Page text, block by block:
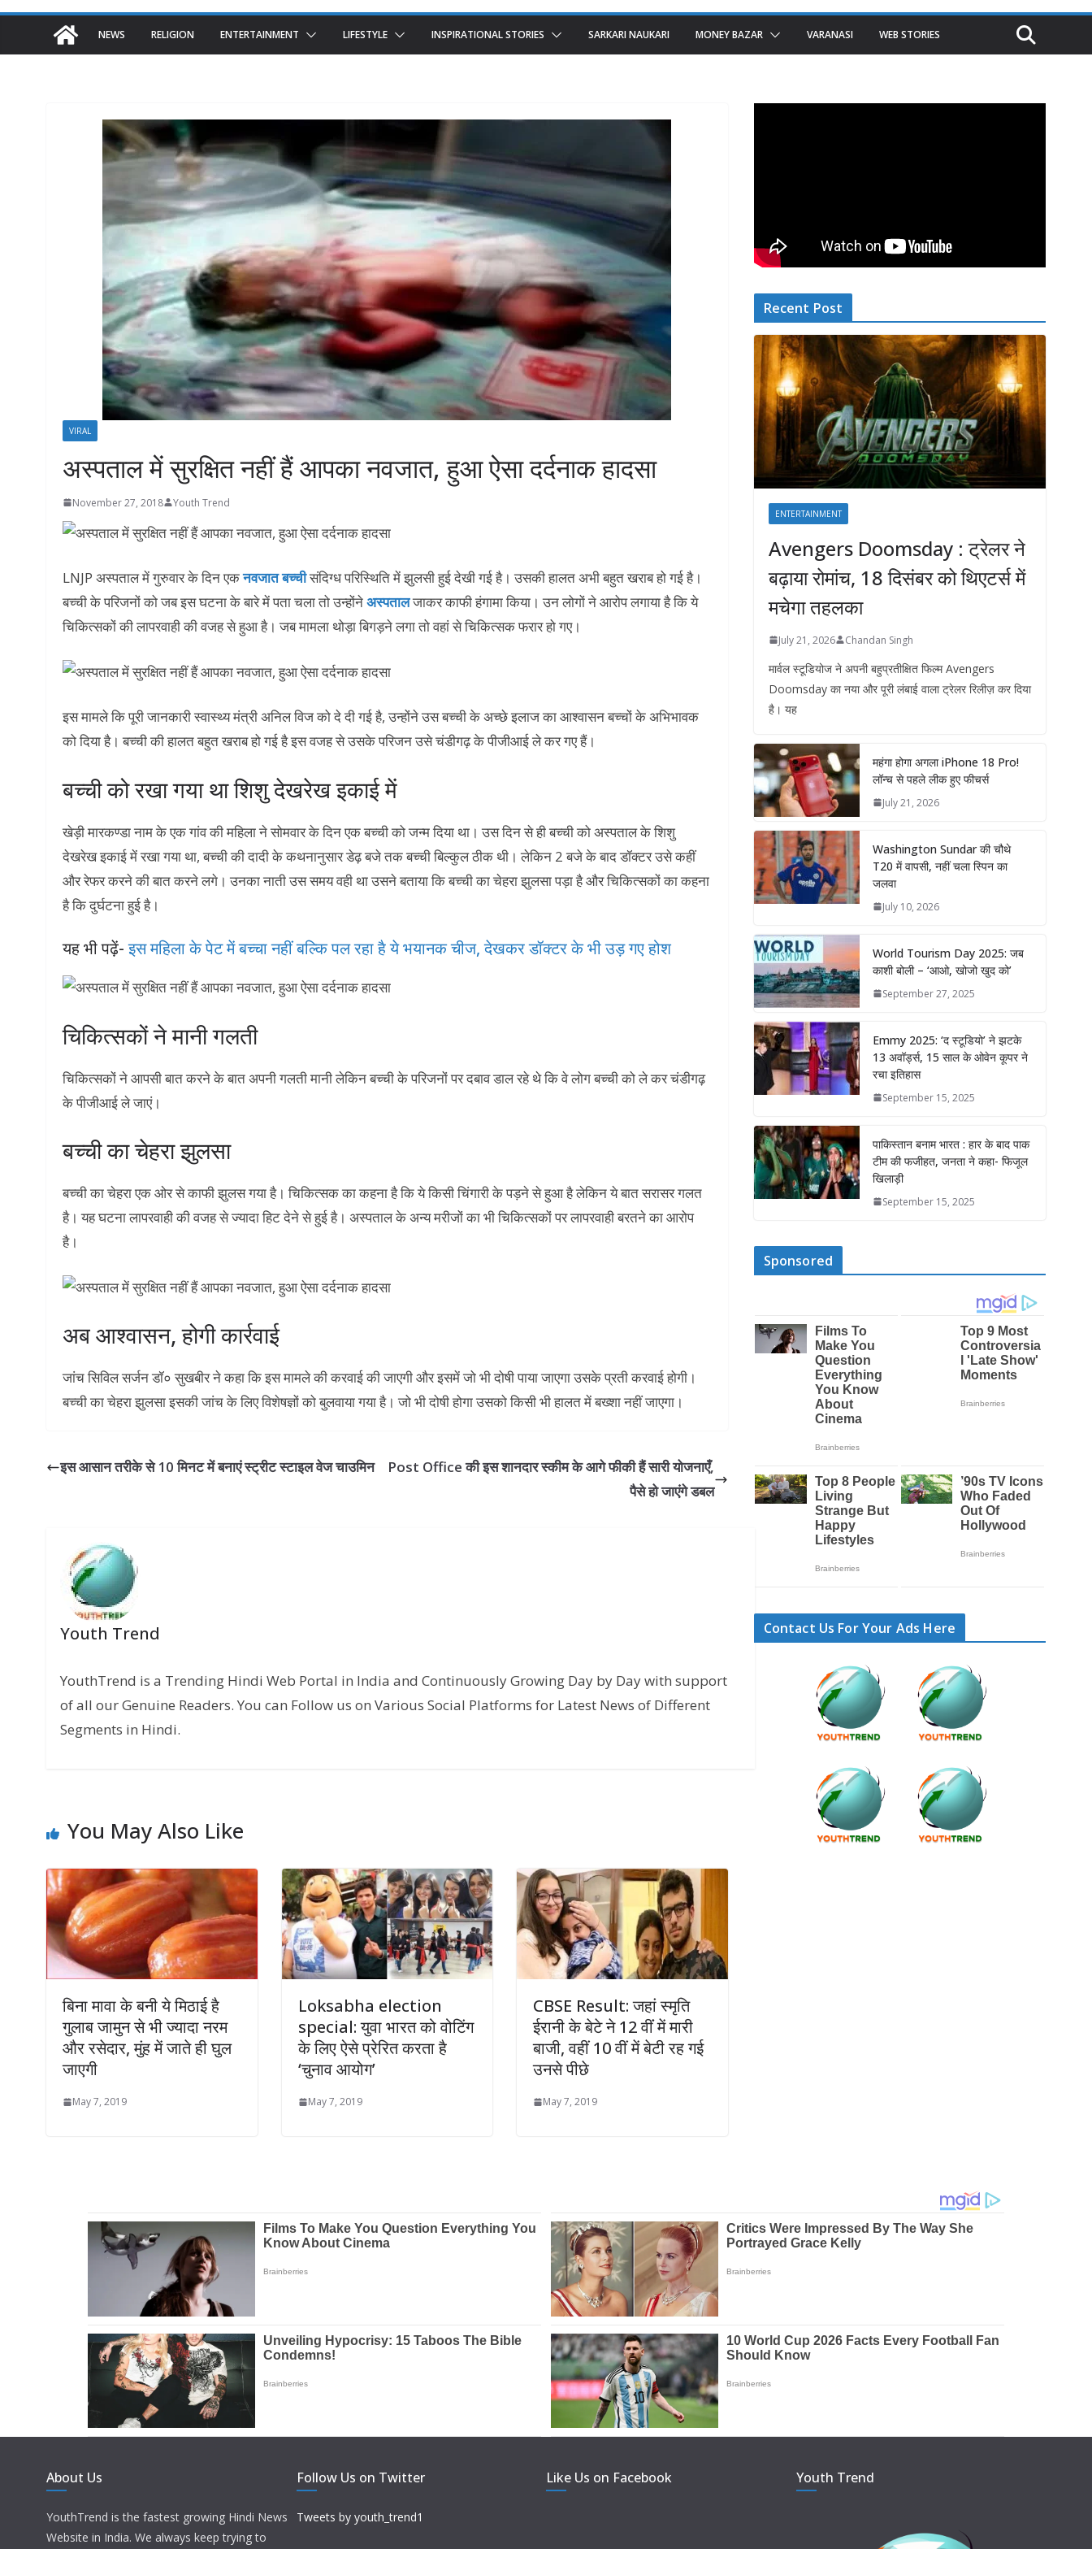
NEWS RELIGION ENTERTAINMENT LIFESTYLE INSPIRATIONAL STORIES SARKARI NAUKARI MONEY BAZAR VARANASI WEB STORIES
VIRAL
अस्पताल में सुरक्षित नहीं हैं आपका नवजात, हुआ ऐसा दर्दनाक हादसा
November 27, 2018 Youth Trend
LNJP अस्पताल में गुरुवार के दिन एकनवजात बच्चीसंदिग्ध परिस्थिति में झुलसी हुई देखी गई है। उसकी हालत अभी बहुत खराब हो गई है।
बच्ची के परिजनों को जब इस घटना के बारे में पता चला तो उन्होंनेअस्पतालजाकर काफी हंगामा किया। उन लोगों ने आरोप लगाया है कि ये
चिकित्सकों की लापरवाही की वजह से हुआ है। जब मामला थोड़ा बिगड़ने लगा तो वहां से चिकित्सक फरार हो गए।
इस मामले कि पूरी जानकारी स्वास्थ्य मंत्री अनिल विज को दे दी गई है, उन्होंने उस बच्ची के अच्छे इलाज का आश्वासन बच्चों के अभिभावक
को दिया है। बच्ची की हालत बहुत खराब हो गई है इस वजह से उसके परिजन उसे चंडीगढ़ के पीजीआई ले कर गए हैं।
बच्ची को रखा गया था शिशु देखरेख इकाई में
खेड़ी मारकण्डा नाम के एक गांव की महिला ने सोमवार के दिन एक बच्ची को जन्म दिया था। उस दिन से ही बच्ची को अस्पताल के शिशु
देखरेख इकाई में रखा गया था, बच्ची की दादी के कथनानुसार डेढ़ बजे तक बच्ची बिल्कुल ठीक थी। लेकिन 2 बजे के बाद डॉक्टर उसे कहीं
और रेफर करने की बात करने लगे। उनका नाती उस समय वही था उसने बताया कि बच्ची का चेहरा झुलसा पड़ा है और चिकित्सकों का कहना
है कि दुर्घटना हुई है।
यह भी पढ़ें-इस महिला के पेट में बच्चा नहीं बल्कि पल रहा है ये भयानक चीज, देखकर डॉक्टर के भी उड़ गए होश
चिकित्सकों ने मानी गलती
चिकित्सकों ने आपसी बात करने के बात अपनी गलती मानी लेकिन बच्ची के परिजनों पर दबाव डाल रहे थे कि वे लोग बच्ची को ले कर चंडीगढ़
के पीजीआई ले जाएं।
बच्ची का चेहरा झुलसा
बच्ची का चेहरा एक ओर से काफी झुलस गया है। चिकित्सक का कहना है कि ये किसी चिंगारी के पड़ने से हुआ है लेकिन ये बात सरासर गलत
है। यह घटना लापरवाही की वजह से ज्यादा हिट देने से हुई है। अस्पताल के अन्य मरीजों का भी चिकित्सकों पर लापरवाही बरतने का आरोप
है।
अब आश्वासन, होगी कार्रवाई
जांच सिविल सर्जन डॉ० सुखबीर ने कहा कि इस मामले की करवाई की जाएगी और इसमें जो भी दोषी पाया जाएगा उसके प्रती करवाई होगी।
बच्ची का चेहरा झुलसा इसकी जांच के लिए विशेषज्ञों को बुलवाया गया है। जो भी दोषी होगा उसको किसी भी हालत में बख्शा नहीं जाएगा।
इस आसान तरीके से 10 मिनट में बनाएं स्ट्रीट स्टाइल वेज चाउमिन
Post Office की इस शानदार स्कीम के आगे फीकी हैं सारी योजनाएँ,
पैसे हो जाएंगे डबल
Youth Trend
YouthTrend is a Trending Hindi Web Portal in India and Continuously Growing Day by Day with support
of all our Genuine Readers. You can Follow us on Various Social Platforms for Latest News of Different
Segments in Hindi.
You May Also Like
बिना मावा के बनी ये मिठाई है
गुलाब जामुन से भी ज्यादा नरम
और रसेदार, मुंह में जाते ही घुल
जाएगी
May 7, 2019
Loksabha election
special: युवा भारत को वोटिंग
के लिए ऐसे प्रेरित करता है
‘चुनाव आयोग’
May 7, 2019
CBSE Result: जहां स्मृति
ईरानी के बेटे ने 12 वींं में मारी
बाजी, वहीं 10 वीं में बेटी रह गई
उनसे पीछे
May 7, 2019
Recent Post
ENTERTAINMENT
Avengers Doomsday : ट्रेलर ने
बढ़ाया रोमांच, 18 दिसंबर को थिएटर्स में
मचेगा तहलका
July 21, 2026 Chandan Singh
मार्वल स्टूडियोज ने अपनी बहुप्रतीक्षित फिल्म Avengers
Doomsday का नया और पूरी लंबाई वाला ट्रेलर रिलीज़ कर दिया
है। यह
महंगा होगा अगला iPhone 18 Pro!
लॉन्च से पहले लीक हुए फीचर्स
July 21, 2026
Washington Sundar की चौथे
T20 में वापसी, नहीं चला स्पिन का
जलवा
July 10, 2026
World Tourism Day 2025: जब
काशी बोली – ‘आओ, खोजो खुद को’
September 27, 2025
Emmy 2025: ‘द स्टूडियो’ ने झटके
13 अवॉर्ड्स, 15 साल के ओवेन कूपर ने
रचा इतिहास
September 15, 2025
पाकिस्तान बनाम भारत : हार के बाद पाक
टीम की फजीहत, जनता ने कहा- फिजूल
खिलाड़ी
September 15, 2025
Sponsored
Contact Us For Your Ads Here
About Us
YouthTrend is the fastest growing Hindi News
Website in India. We always keep trying to
Follow Us on Twitter
Tweets by youth_trend1
Like Us on Facebook Youth Trend